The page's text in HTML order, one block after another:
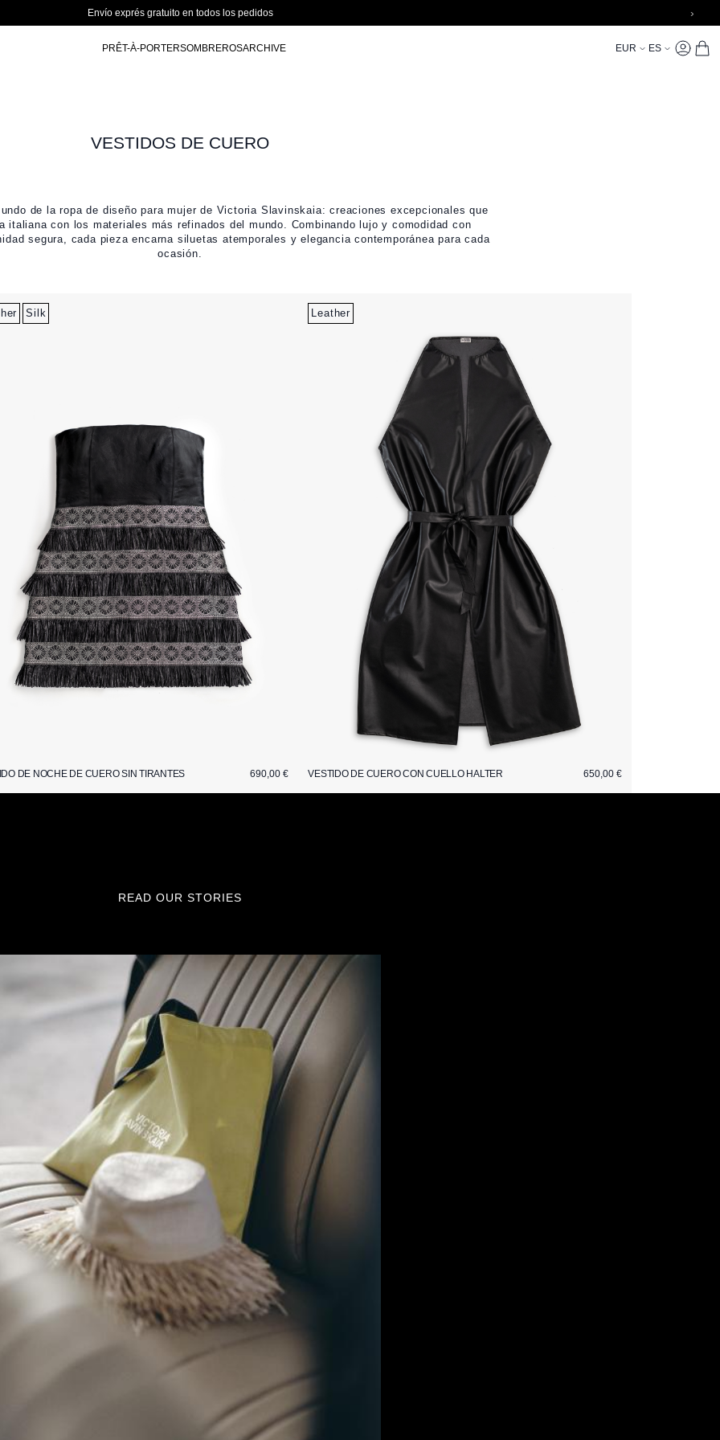
Envío exprés gratuito en todos los pedidos ›
Currency
EUR Language
ES
My
PRÊT-À-PORTERSOMBREROSARCHIVE
VESTIDOS DE CUERO
de la ropa de diseño para mujer de Victoria Slavinskaia: creaciones excepcionales que
italiana con los materiales más refinados del mundo. Combinando lujo y comodidad con
segura, cada pieza encarna siluetas atemporales y elegancia contemporánea para cada
ocasión.
DE NOCHE DE CUERO SIN TIRANTES 690,00 €
Silk
VESTIDO DE CUERO CON CUELLO HALTER 650,00 €
Leather
READ OUR STORIES